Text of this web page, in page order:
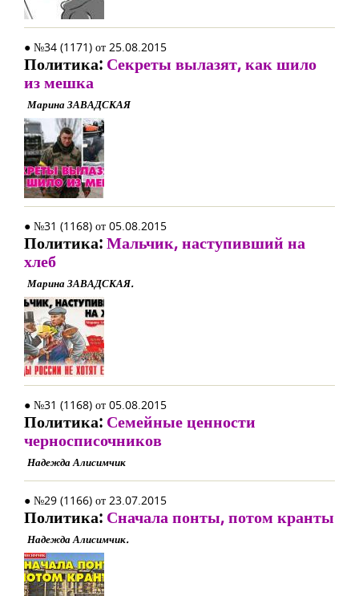
● №34 (1171) от 25.08.2015
Политика: Секреты вылазят, как шило
из мешка
Марина ЗАВАДСКАЯ
● №31 (1168) от 05.08.2015
Политика:Мальчик, наступивший на
хлеб
Марина ЗАВАДСКАЯ.
● №31 (1168) от 05.08.2015
Политика: Семейные ценности
черносписочников
Надежда Алисимчик
● №29 (1166) от 23.07.2015
Политика: Сначала понты, потом кранты
Надежда Алисимчик.